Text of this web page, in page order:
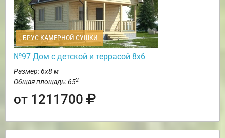
БРУС КАМЕРНОЙ СУШКИ
№97 Дом с детской и террасой 8х6
Размер: 6х8 м
Общая площадь: 652
от 1211700